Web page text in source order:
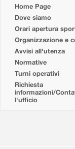
Home Page
Dove siamo
Orari apertura
Organizzazione e
Avvisi all'utenza
Normative
Turni operativi
Richiesta
informazioni/
l'ufficio